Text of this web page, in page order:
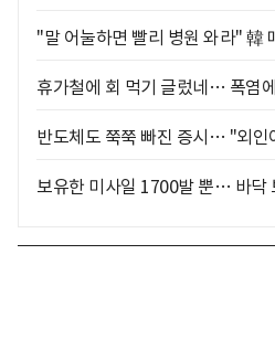
"말 어눌하면 빨리 병원 와라" 韓
휴가철에 회 먹기 글렀네… 폭염
반도체도 쭉쭉 빠진 증시… "외인
보유한 미사일 1700발 뿐… 바닥